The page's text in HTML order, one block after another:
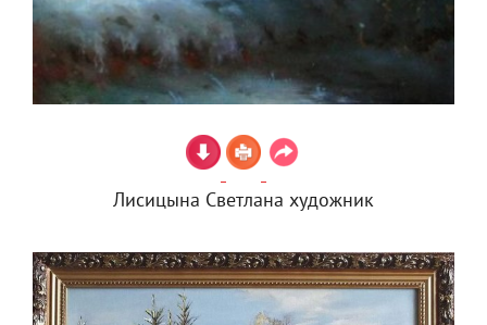
Лисицына Светлана художник